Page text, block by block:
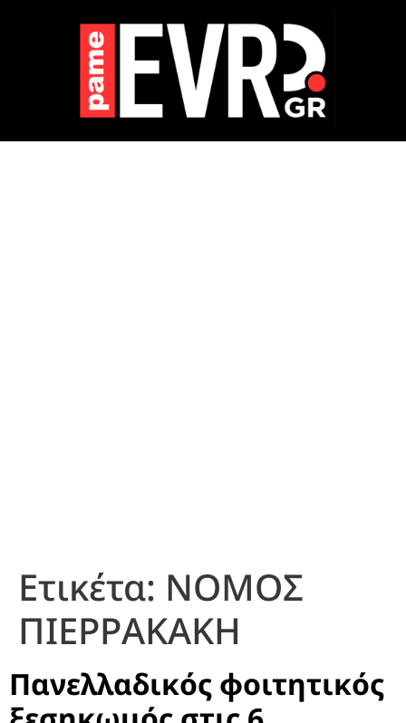
Ετικέτα: ΝΟΜΟΣ
ΠΙΕΡΡΑΚΑΚΗ
Πανελλαδικός φοιτητικός